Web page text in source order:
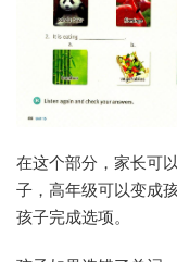
在这个部分，家长可
子，高年级可以变成
孩子完成选项。